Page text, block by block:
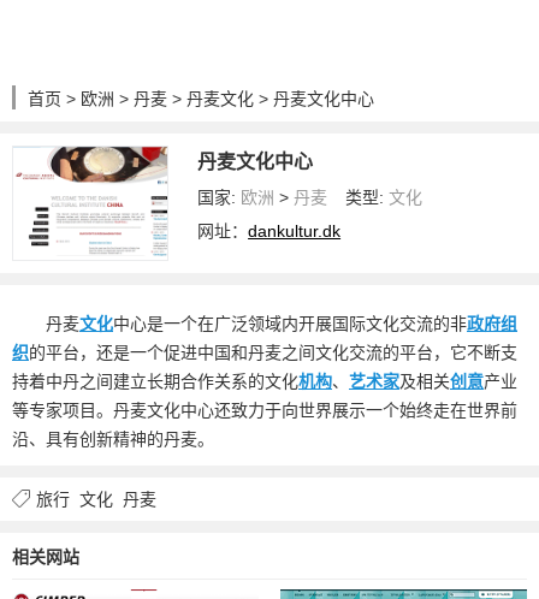
首页 > 欧洲 > 丹麦 > 丹麦文化 > 丹麦文化中心
丹麦文化中心
国家: 欧洲 >丹麦 类型: 文化
网址：dankultur.dk
丹麦文化中心是一个在广泛领域内开展国际文化交流的非政府组
织的平台，还是一个促进中国和丹麦之间文化交流的平台，它不断支
持着中丹之间建立长期合作关系的文化机构、 艺术家及相关创意产业
等专家项目。丹麦文化中心还致力于向世界展示一个始终走在世界前
沿、具有创新精神的丹麦。
旅行 文化 丹麦
相关网站